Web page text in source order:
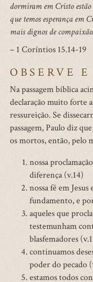
dormiram em Cristo estão
que temos esperança em
mais dignos de compaixão.
– 1 Coríntios 15.14-19
OBSERVE
Na passagem bíblica
declaração muito forte
ressureição. Se
passagem, Paulo diz
os mortos, então, pelo
nossa
diferença (v.14)
nossa fé em
fundamento, e
aqueles que
testemunham
blasfemadores
continuamos
poder do pecado
estamos todos